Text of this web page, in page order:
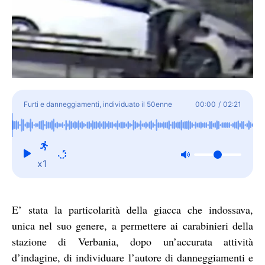
Furti e danneggiamenti, individuato il 50enne
presunto responsabile
00:00 / 02:21
x1
E’ stata la particolarità della giacca che indossava,
unica nel suo genere, a permettere ai carabinieri della
stazione di Verbania, dopo un’accurata attività
d’indagine, di individuare l’autore di danneggiamenti e